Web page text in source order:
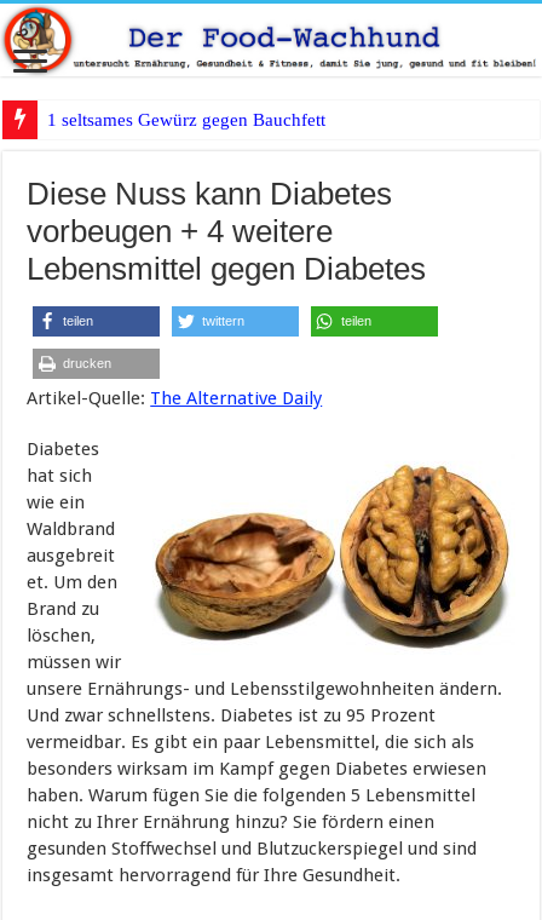
1 seltsames Gewürz gegen Bauchfett?
Diese Nuss kann Diabetes
vorbeugen + 4 weitere
Lebensmittel gegen Diabetes
teilen twittern teilen
drucken
Artikel-Quelle: The Alternative Daily
Diabetes
hat sich
wie ein
Waldbrand
ausgebreit
et. Um den
Brand zu
löschen,
müssen wir
unsere Ernährungs- und Lebensstilgewohnheiten ändern.
Und zwar schnellstens. Diabetes ist zu 95 Prozent
vermeidbar. Es gibt ein paar Lebensmittel, die sich als
besonders wirksam im Kampf gegen Diabetes erwiesen
haben. Warum fügen Sie die folgenden 5 Lebensmittel
nicht zu Ihrer Ernährung hinzu?Siefördern einen
gesunden Stoffwechsel und Blutzuckerspiegel und sind
insgesamt hervorragend für Ihre Gesundheit.